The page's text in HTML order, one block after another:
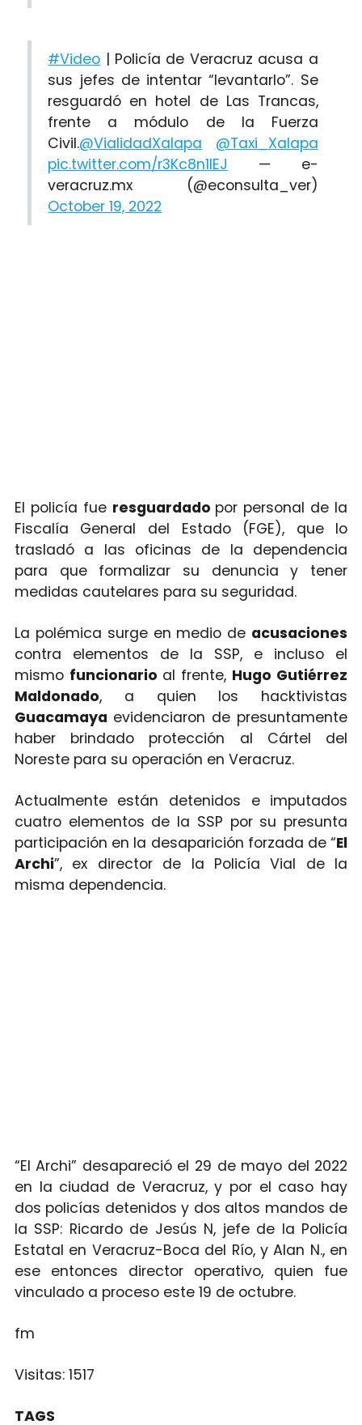
#Video | Policía de Veracruz acusa a
sus jefes de intentar “levantarlo”. Se
resguardó en hotel de Las Trancas,
frente a módulo de la Fuerza
Civil.@VialidadXalapa
@Taxi_Xalapa
pic.twitter.com/r3Kc8n1lEJ
— e-
veracruz.mx (@econsulta_ver)
October 19, 2022
El policía fue resguardado por personal de la
Fiscalía General del Estado (FGE), que lo
trasladó a las oficinas de la dependencia
para que formalizar su denuncia y tener
medidas cautelares para su seguridad.
La polémica surge en medio de acusaciones
contra elementos de la SSP, e incluso el
mismo funcionario al frente, Hugo Gutiérrez
Maldonado, a quien los hacktivistas
Guacamaya evidenciaron de presuntamente
haber brindado protección al Cártel del
Noreste para su operación en Veracruz.
Actualmente están detenidos e imputados
cuatro elementos de la SSP por su presunta
participación en la desaparición forzada de “El
Archi”, ex director de la Policía Vial de la
misma dependencia.
“El Archi” desapareció el 29 de mayo del 2022
en la ciudad de Veracruz, y por el caso hay
dos policías detenidos y dos altos mandos de
la SSP: Ricardo de Jesús N, jefe de la Policía
Estatal en Veracruz-Boca del Río, y Alan N., en
ese entonces director operativo, quien fue
vinculado a proceso este 19 de octubre.
fm
Visitas: 1517
TAGS